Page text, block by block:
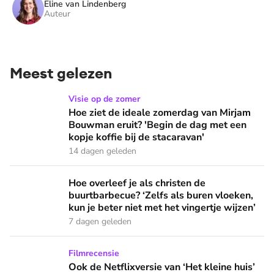
Eline van Lindenberg
Auteur
Meest gelezen
Hoe ziet de ideale zomerdag van Mirjam Bouwman eruit?
Visie op de zomer
Hoe ziet de ideale zomerdag van Mirjam
Bouwman eruit? 'Begin de dag met een
kopje koffie bij de stacaravan'
14 dagen geleden
Hoe overleef je als christen de buurtbarbecue? ‘Zelfs als
Hoe overleef je als christen de
buurtbarbecue? ‘Zelfs als buren vloeken,
kun je beter niet met het vingertje wijzen’
7 dagen geleden
Ook de Netflixversie van ‘Het kleine huis’ biedt fijne
Filmrecensie
Ook de Netflixversie van ‘Het kleine huis’